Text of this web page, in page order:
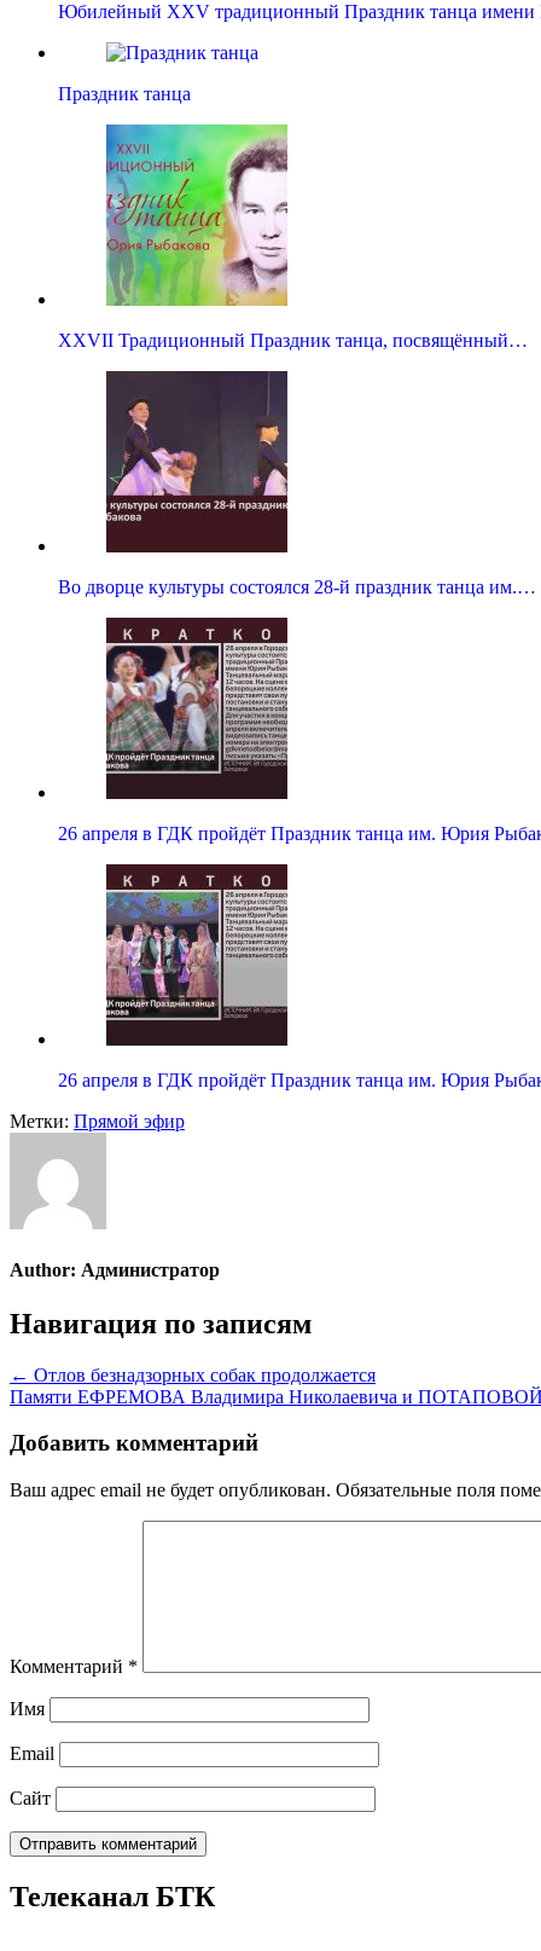
Юбилейный XXV традиционный Праздник танца
Праздник танца
XXVII Традиционный Праздник танца, посвящённый…
Во дворце культуры состоялся 28-й праздник танца им.…
26 апреля в ГДК пройдёт Праздник танца им. Юрия
26 апреля в ГДК пройдёт Праздник танца им. Юрия
Метки: Прямой эфир
Author: Администратор
Навигация по записям
← Отлов безнадзорных собак продолжается
Памяти ЕФРЕМОВА Владимира Николаевича и
Добавить комментарий
Ваш адрес email не будет опубликован. Обязательные поля
Комментарий *
Имя
Email
Сайт
Телеканал БТК